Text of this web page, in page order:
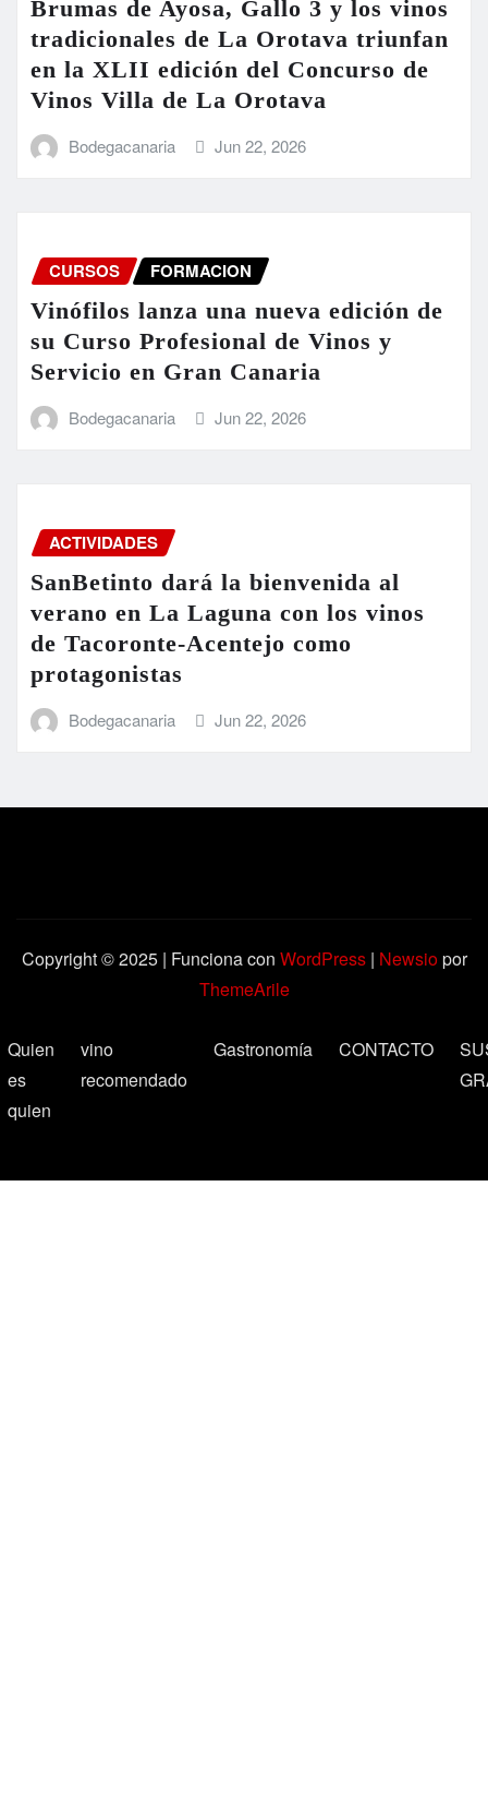
Brumas de Ayosa, Gallo 3 y los vinos
tradicionales de La Orotava triunfan
en la XLII edición del Concurso de
Vinos Villa de La Orotava
Bodegacanaria Jun 22, 2026
CURSOS FORMACION
Vinófilos lanza una nueva edición de
su Curso Profesional de Vinos y
Servicio en Gran Canaria
Bodegacanaria Jun 22, 2026
ACTIVIDADES
SanBetinto dará la bienvenida al
verano en La Laguna con los vinos
de Tacoronte-Acentejo como
protagonistas
Bodegacanaria Jun 22, 2026
Copyright © 2025 | Funciona con WordPress | Newsiopor
ThemeArile
Quien
es
quien
vino
recomendado
Gastronomía CONTACTO